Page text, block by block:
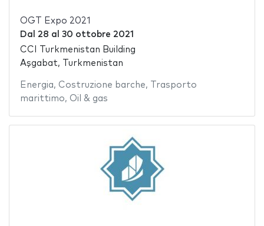
OGT Expo 2021
Dal 28 al 30 ottobre 2021
CCI Turkmenistan Building
Aşgabat, Turkmenistan
Energia, Costruzione barche,
Trasporto
marittimo, Oil & gas